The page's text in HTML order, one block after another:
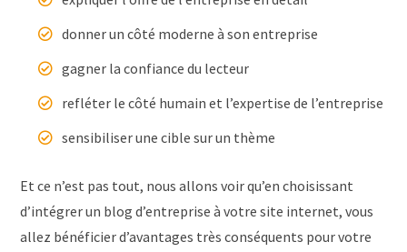
donner un côté moderne à son entreprise
gagner la confiance du lecteur
refléter le côté humain et l’expertise de l’entreprise
sensibiliser une cible sur un thème
Et ce n’est pas tout, nous allons voir qu’en choisissant
d’intégrer un blog d’entreprise à votre site internet, vous
allez bénéficier d’avantages très conséquents pour votre